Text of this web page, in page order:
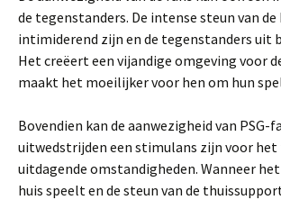
de tegenstanders. De intense steun van de
intimiderend zijn en de tegenstanders uit
Het creëert een vijandige omgeving voor
maakt het moeilijker voor hen om hun
Bovendien kan de aanwezigheid van PSG-
uitwedstrijden een stimulans zijn voor
uitdagende omstandigheden. Wanneer
huis speelt en de steun van de